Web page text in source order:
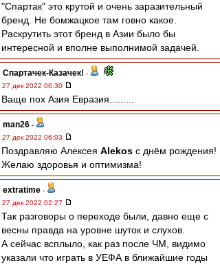
"Спартак" это крутой и очень заразительный
бренд. Не бомжацкое там говно какое.
Раскрутить этот бренд в Азии было бы
интересной и вполне выполнимой задачей.
Спартачек-Казачек! -
27 дек 2022 06:30
Ваще пох Азия Евразия.........
man26 -
27 дек 2022 06:03
Поздравляю Алексея Alekos с днём рождения!
Желаю здоровья и оптимизма!
extratime -
27 дек 2022 02:27
Так разговоры о переходе были, давно еще с
весны правда на уровне шуток и слухов.
А сейчас всплыло, как раз после ЧМ, видимо
указали что играть в УЕФА в ближайшие годы